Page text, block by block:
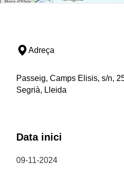
Adreça
Passeig, Camps Elisis, s/n,
Segrià, Lleida
Data inici
09-11-2024